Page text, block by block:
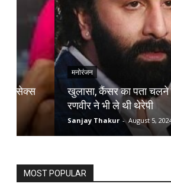
खुलासा, कैंसर का पता चलने से पहले ही
रणवीर ने भी ले थी थेरेपी
Sanjay Thakur - August 5, 2024 0
MOST POPULAR